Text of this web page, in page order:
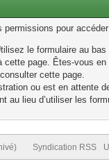
permissions pour
le formulaire au
cette page. Êtes-vous
cette page.
ou est en attente
au lieu d’utiliser les
Syndication RSS